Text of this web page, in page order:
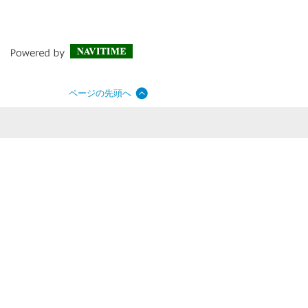
ページの先頭へ